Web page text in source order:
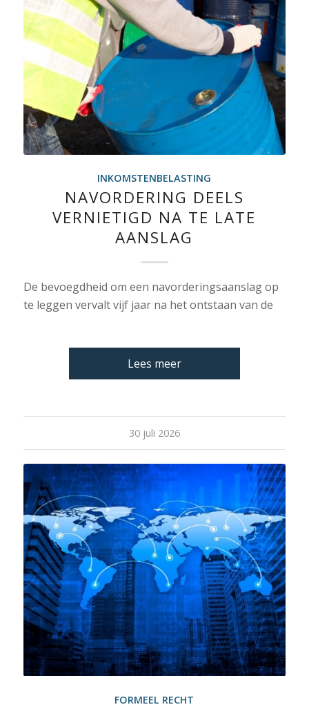
INKOMSTENBELASTING
NAVORDERING DEELS
VERNIETIGD NA TE LATE
AANSLAG
De bevoegdheid om een navorderingsaanslag op
te leggen vervalt vijf jaar na het ontstaan van de
Lees meer
30 juli 2026
FORMEEL RECHT